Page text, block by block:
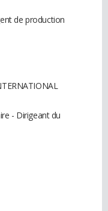
de production
- Dirigeant du